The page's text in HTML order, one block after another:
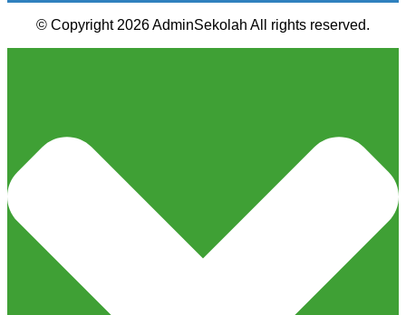
© Copyright 2026 AdminSekolah All rights reserved.